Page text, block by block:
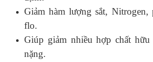
Giảm hàm lượng sắt, Nitrogen,
flo.
Giúp giảm nhiều hợp chất
nặng.